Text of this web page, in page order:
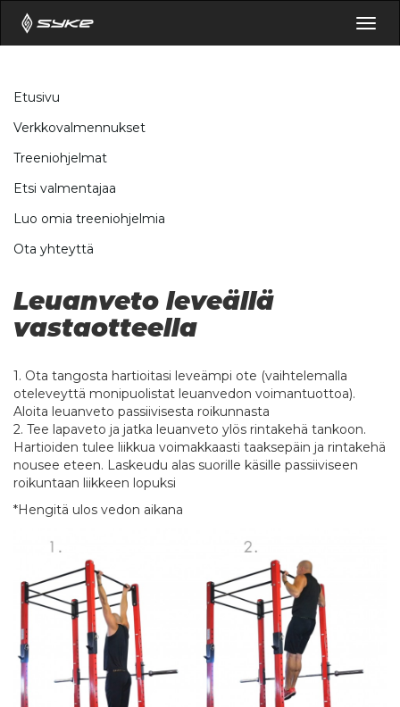
Etusivu
Verkkovalmennukset
Treeniohjelmat
Etsi valmentajaa
Luo omia treeniohjelmia
Ota yhteyttä
Leuanveto leveällä
vastaotteella
1. Ota tangosta hartioitasi leveämpi ote (vaihtelemalla
oteleveyttä monipuolistat leuanvedon voimantuottoa).
Aloita leuanveto passiivisesta roikunnasta
2. Tee lapaveto ja jatka leuanveto ylös rintakehä tankoon.
Hartioiden tulee liikkua voimakkaasti taaksepäin ja rintakehä
nousee eteen. Laskeudu alas suorille käsille passiiviseen
roikuntaan liikkeen lopuksi
*Hengitä ulos vedon aikana